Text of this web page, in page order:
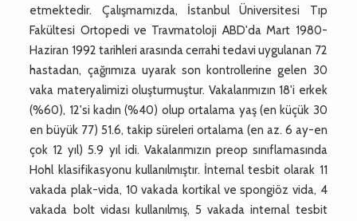
etmektedir. Çalışmamızda, İstanbul Üniversitesi Tıp
Fakültesi Ortopedi ve Travmatoloji ABD'da Mart 1980-
Haziran 1992 tarihleri arasında cerrahi tedavi uygulanan 72
hastadan, çağrımıza uyarak son kontrollerine gelen 30
vaka materyalimizi oluşturmuştur. Vakalarımızın 18'i erkek
(%60), 12'si kadın (%40) olup ortalama yaş (en küçük 30
en büyük 77) 51.6, takip süreleri ortalama (en az. 6 ay-en
çok 12 yıl) 5.9 yıl idi. Vakalarımızın preop sınıflamasında
Hohl klasifikasyonu kullanılmıştır. İnternal tesbit olarak 11
vakada plak-vida, 10 vakada kortikal ve spongiöz vida, 4
vakada bolt vidası kullanılmış, 5 vakada internal tesbit